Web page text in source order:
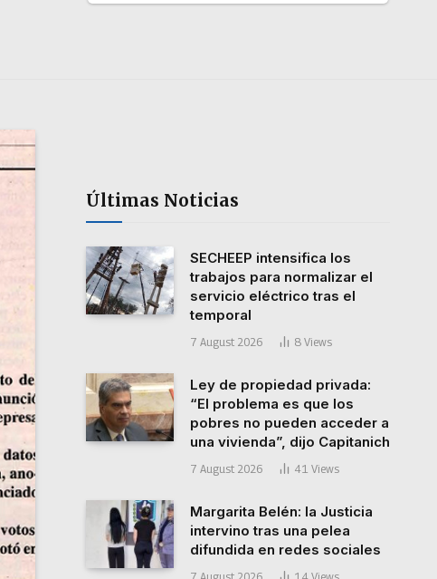
Últimas Noticias
SECHEEP intensifica los
trabajos para normalizar el
servicio eléctrico tras el
temporal
7 August 2026 8 Views
Ley de propiedad privada:
“El problema es que los
pobres no pueden acceder a
una vivienda”, dijo Capitanich
7 August 2026 41 Views
Margarita Belén: la Justicia
intervino tras una pelea
difundida en redes sociales